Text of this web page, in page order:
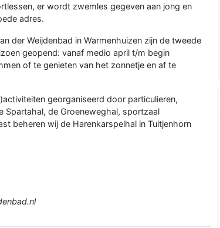
er wordt zwemles gegeven aan jong en
adres.
der Weijdenbad in Warmenhuizen zijn de tweede
geopend: vanaf medio april t/m begin
of te genieten van het zonnetje en af te
georganiseerd door particulieren,
Spartahal, de Groeneweghal, sportzaal
beheren wij de Harenkarspelhal in Tuitjenhorn